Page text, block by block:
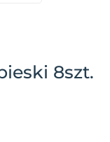
8szt.